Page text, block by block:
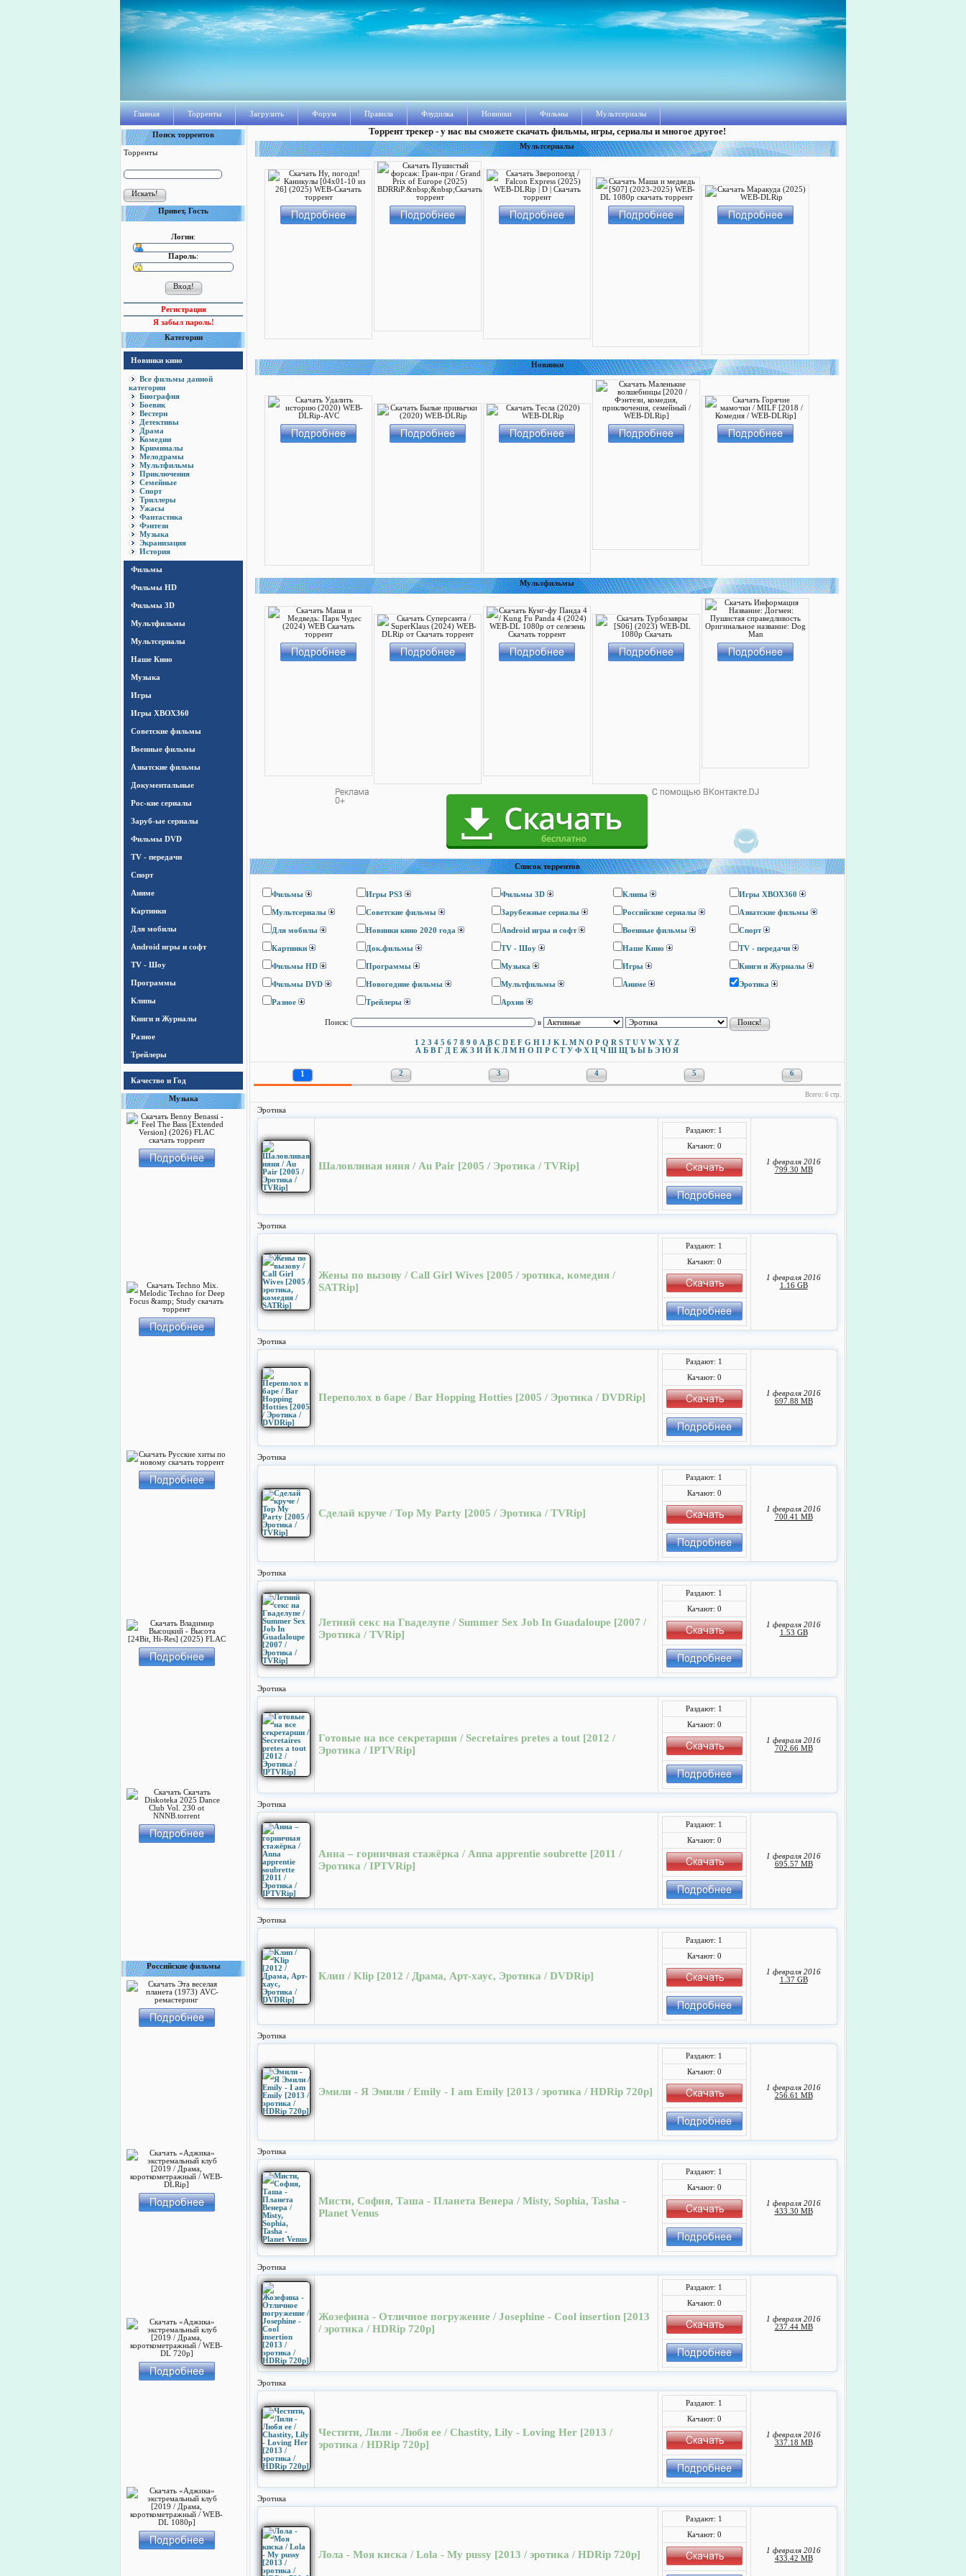
Главная Торренты Загрузить Форум Правила Флудилка Новинки Фильмы Мультсериалы
Поиск торрентов
Торренты
Привет, Гость
Логин:
Пароль:
Регистрация
Я забыл пароль!
Категории
Новинки кино
Все фильмы данной
категории
Биография
Боевик
Вестерн
Детективы
Драма
Комедии
Криминалы
Мелодрамы
Мультфильмы
Приключения
Семейные
Спорт
Триллеры
Ужасы
Фантастика
Фэнтези
Музыка
Экранизация
История
Фильмы
Фильмы HD
Фильмы 3D
Мультфильмы
Мультсериалы
Наше Кино
Музыка
Игры
Игры ХВОХ360
Cоветские фильмы
Военные фильмы
Азиатские фильмы
Документальные
Рос-кие сериалы
Заруб-ые сериалы
Фильмы DVD
TV - передачи
Спорт
Аниме
Картинки
Для мобилы
Android игры и софт
TV - Шоу
Программы
Клипы
Книги и Журналы
Разное
Трейлеры
Качество и Год
Музыка
Российские фильмы
Торрент трекер - у нас вы сможете скачать фильмы, игры, сериалы и многое другое!
Мультсериалы
Новинки
Мультфильмы
Список торрентов
Фильмы Игры PS3 Фильмы 3D Клипы Игры ХВОХ360
Мультсериалы Cоветские фильмы Зарубежные сериалы Российские сериалы Азиатские фильмы
Для мобилы Новинки кино 2020 года Android игры и софт Военные фильмы Спорт
Картинки Док.фильмы TV - Шоу Наше Кино TV - передачи
Фильмы HD Программы Музыка Игры Книги и Журналы
Фильмы DVD Новогодние фильмы Мультфильмы Аниме Эротика
Разное Трейлеры Архив
Поиск: в
1 2 3 4 5 6 7 8 9 0 A B C D E F G H I J K L M N O P Q R S T U V W X Y Z
А Б В Г Д Е Ж З И Й К Л М Н О П Р С Т У Ф Х Ц Ч Ш Щ Ъ Ы Ь Э Ю Я
1 2 3 4 5 6
Всего: 6 стр.
Эротика
Шаловливая няня / Au Pair [2005 / Эротика / TVRip]
Раздают: 1
Качают: 0
1 февраля 2016
799.30 MB
Эротика
Жены по вызову / Call Girl Wives [2005 / эротика, комедия /
SATRip]
Раздают: 1
Качают: 0
1 февраля 2016
1.16 GB
Эротика
Переполох в баре / Bar Hopping Hotties [2005 / Эротика / DVDRip]
Раздают: 1
Качают: 0
1 февраля 2016
697.88 MB
Эротика
Сделай круче / Top My Party [2005 / Эротика / TVRip]
Раздают: 1
Качают: 0
1 февраля 2016
700.41 MB
Эротика
Летний секс на Гваделупе / Summer Sex Job In Guadaloupe [2007 /
Эротика / TVRip]
Раздают: 1
Качают: 0
1 февраля 2016
1.53 GB
Эротика
Готовые на все секретарши / Secretaires pretes a tout [2012 /
Эротика / IPTVRip]
Раздают: 1
Качают: 0
1 февраля 2016
702.66 MB
Эротика
Анна – горничная стажёрка / Anna apprentie soubrette [2011 /
Эротика / IPTVRip]
Раздают: 1
Качают: 0
1 февраля 2016
695.57 MB
Эротика
Клип / Klip [2012 / Драма, Арт-хаус, Эротика / DVDRip]
Раздают: 1
Качают: 0
1 февраля 2016
1.37 GB
Эротика
Эмили - Я Эмили / Emily - I am Emily [2013 / эротика / HDRip 720р]
Раздают: 1
Качают: 0
1 февраля 2016
256.61 MB
Эротика
Мисти, София, Таша - Планета Венера / Misty, Sophia, Tasha -
Planet Venus
Раздают: 1
Качают: 0
1 февраля 2016
433.30 MB
Эротика
Жозефина - Отличное погружение / Josephine - Cool insertion [2013
/ эротика / HDRip 720р]
Раздают: 1
Качают: 0
1 февраля 2016
237.44 MB
Эротика
Честити, Лили - Любя ее / Chastity, Lily - Loving Her [2013 /
эротика / HDRip 720р]
Раздают: 1
Качают: 0
1 февраля 2016
337.18 MB
Эротика
Лола - Моя киска / Lola - My pussy [2013 / эротика / HDRip 720р]
Раздают: 1
Качают: 0
1 февраля 2016
433.42 MB